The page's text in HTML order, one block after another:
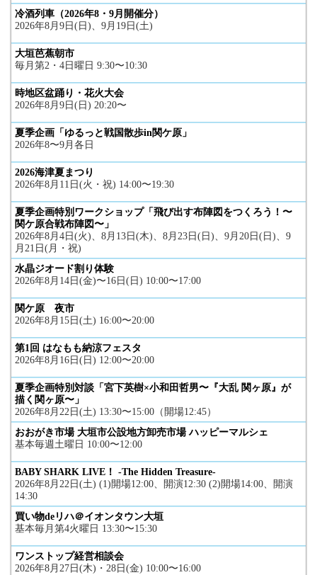
冷酒列車（2026年8・9月開催分）
2026年8月9日(日)、9月19日(土)
大垣芭蕉朝市
毎月第2・4日曜日 9:30〜10:30
時地区盆踊り・花火大会
2026年8月9日(日) 20:20〜
夏季企画「ゆるっと戦国散歩in関ケ原」
2026年8〜9月各日
2026海津夏まつり
2026年8月11日(火・祝) 14:00〜19:30
夏季企画特別ワークショップ「飛び出す布陣図をつくろう！〜
関ケ原合戦布陣図〜」
2026年8月4日(火)、8月13日(木)、8月23日(日)、9月20日(日)、9
月21日(月・祝)
水晶ジオード割り体験
2026年8月14日(金)〜16日(日) 10:00〜17:00
関ケ原 夜市
2026年8月15日(土) 16:00〜20:00
第1回 はなもも納涼フェスタ
2026年8月16日(日) 12:00〜20:00
夏季企画特別対談「宮下英樹×小和田哲男〜『大乱 関ヶ原』が
描く関ヶ原〜」
2026年8月22日(土) 13:30〜15:00（開場12:45）
おおがき市場 大垣市公設地方卸売市場 ハッピーマルシェ
基本毎週土曜日 10:00〜12:00
BABY SHARK LIVE！ -The Hidden Treasure-
2026年8月22日(土) (1)開場12:00、開演12:30 (2)開場14:00、開演
14:30
買い物deリハ＠イオンタウン大垣
基本毎月第4火曜日 13:30〜15:30
ワンストップ経営相談会
2026年8月27日(木)・28日(金) 10:00〜16:00